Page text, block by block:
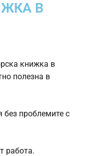
В
книжка в
полезна в
без проблемите с
работа.